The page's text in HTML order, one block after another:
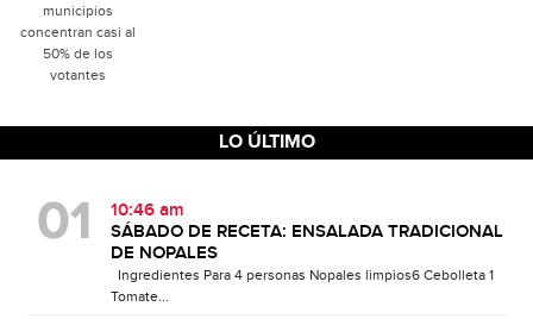
municipios
concentran casi al
50% de los
votantes
LO ÚLTIMO
10:46 am
SÁBADO DE RECETA: ENSALADA TRADICIONAL
DE NOPALES
Ingredientes Para 4 personas Nopales limpios6 Cebolleta 1
Tomate...